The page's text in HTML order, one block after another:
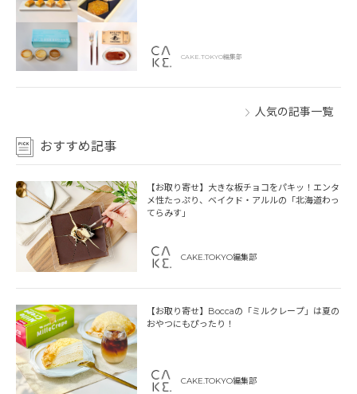
CAKE.TOKYO編集部
人気の記事一覧
おすすめ記事
【お取り寄せ】大きな板チョコをパキッ！エンタ
メ性たっぷり、ベイクド・アルルの「北海道わっ
てらみす」
CAKE.TOKYO編集部
【お取り寄せ】Boccaの「ミルクレープ」は夏の
おやつにもぴったり！
CAKE.TOKYO編集部